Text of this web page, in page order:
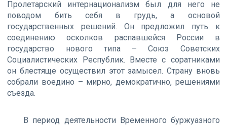
Пролетарский интернационализм был для него не
поводом бить себя в грудь, а основой
государственных решений. Он предложил путь к
соединению осколков распавшейся России в
государство нового типа – Союз Советских
Социалистических Республик. Вместе с соратниками
он блестяще осуществил этот замысел. Страну вновь
собрали воедино – мирно, демократично, решениями
съезда.
В период деятельности Временного буржуазного